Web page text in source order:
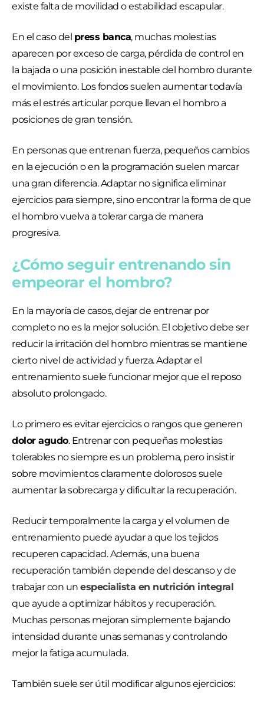
existe falta de movilidad o estabilidad escapular.
En el caso del press banca, muchas molestias
aparecen por exceso de carga, pérdida de control en
la bajada o una posición inestable del hombro durante
el movimiento. Los fondos suelen aumentar todavía
más el estrés articular porque llevan el hombro a
posiciones de gran tensión.
En personas que entrenan fuerza, pequeños cambios
en la ejecución o en la programación suelen marcar
una gran diferencia. Adaptar no significa eliminar
ejercicios para siempre, sino encontrar la forma de que
el hombro vuelva a tolerar carga de manera
progresiva.
¿Cómo seguir entrenando sin
empeorar el hombro?
En la mayoría de casos, dejar de entrenar por
completo no es la mejor solución. El objetivo debe ser
reducir la irritación del hombro mientras se mantiene
cierto nivel de actividad y fuerza. Adaptar el
entrenamiento suele funcionar mejor que el reposo
absoluto prolongado.
Lo primero es evitar ejercicios o rangos que generen
dolor agudo. Entrenar con pequeñas molestias
tolerables no siempre es un problema, pero insistir
sobre movimientos claramente dolorosos suele
aumentar la sobrecarga y dificultar la recuperación.
Reducir temporalmente la carga y el volumen de
entrenamiento puede ayudar a que los tejidos
recuperen capacidad. Además, una buena
recuperación también depende del descanso y de
trabajar con un especialista en nutrición integral
que ayude a optimizar hábitos y recuperación.
Muchas personas mejoran simplemente bajando
intensidad durante unas semanas y controlando
mejor la fatiga acumulada.
También suele ser útil modificar algunos ejercicios: